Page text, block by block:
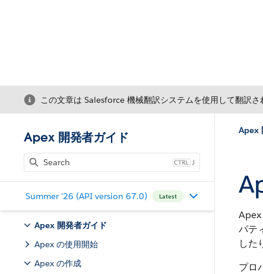
この文章は Salesforce 機械翻訳システムを使用して翻訳さ
Apex 開発者ガイド
J
Summer '26 (API version 67.0) Latest
Apex 開発者ガイド
Apex の使用開始
Apex の作成
Apex
Apex
パテ
した
プロ